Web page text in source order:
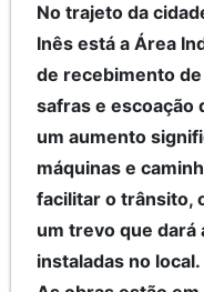
No trajeto da
Inês está a Área
de recebimento
safras e escoação
um aumento
máquinas e
facilitar o trânsito,
um trevo que dará
instaladas no local.